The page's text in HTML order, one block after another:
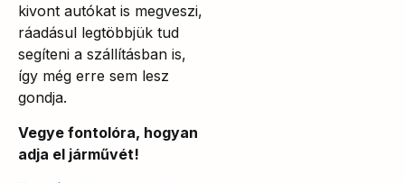
kivont autókat is megveszi,
ráadásul legtöbbjük tud
segíteni a szállításban is,
így még erre sem lesz
gondja.
Vegye fontolóra, hogyan
adja el járművét!